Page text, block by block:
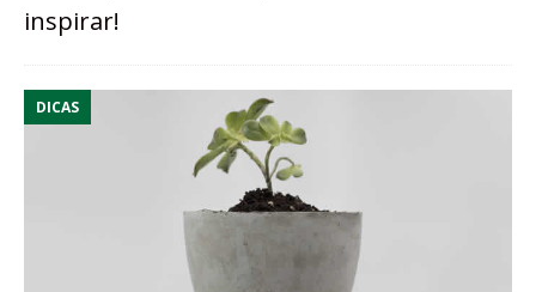
inspirar!
DICAS